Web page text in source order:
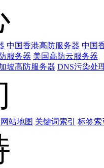
中国香港高防服务器 中国
服务器 美国高防云服务器
坡高防服务器 DNS污染处
网站地图 关键词索引 标签索